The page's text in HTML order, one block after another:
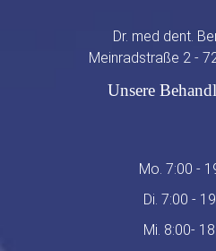
Dr. med dent.
Meinradstraße 2 -
Unsere
Mo. 7:00 -
Di. 7:00 -
Mi. 8:00-